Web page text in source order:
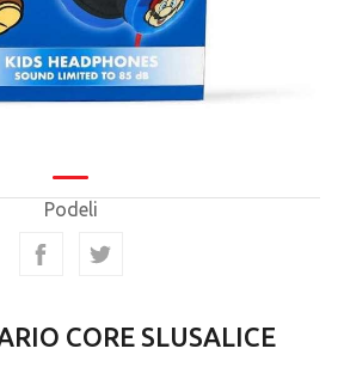
Podeli
CORE SLUSALICE